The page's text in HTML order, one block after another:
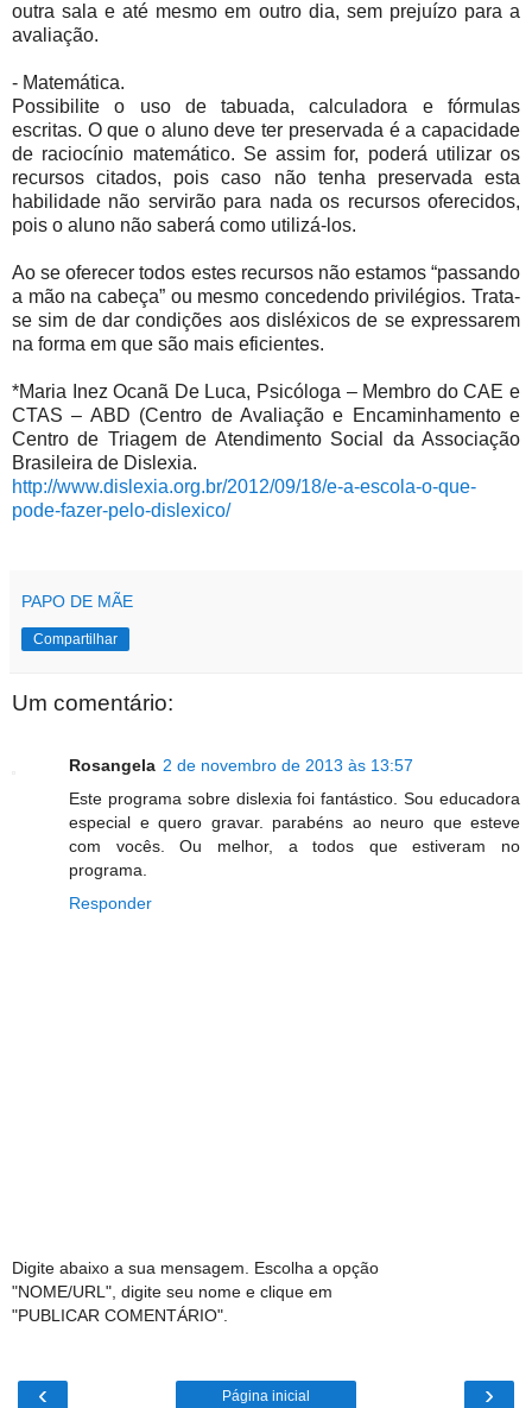
outra sala e até mesmo em outro dia, sem prejuízo para a
avaliação.
- Matemática.
Possibilite o uso de tabuada, calculadora e fórmulas
escritas. O que o aluno deve ter preservada é a capacidade
de raciocínio matemático. Se assim for, poderá utilizar os
recursos citados, pois caso não tenha preservada esta
habilidade não servirão para nada os recursos oferecidos,
pois o aluno não saberá como utilizá-los.
Ao se oferecer todos estes recursos não estamos “passando
a mão na cabeça” ou mesmo concedendo privilégios. Trata-
se sim de dar condições aos disléxicos de se expressarem
na forma em que são mais eficientes.
*Maria Inez Ocanã De Luca, Psicóloga – Membro do CAE e
CTAS – ABD (Centro de Avaliação e Encaminhamento e
Centro de Triagem de Atendimento Social da Associação
Brasileira de Dislexia.
http://www.dislexia.org.br/2012/09/18/e-a-escola-o-que-
pode-fazer-pelo-dislexico/
PAPO DE MÃE
Compartilhar
Um comentário:
Rosangela 2 de novembro de 2013 às 13:57
Este programa sobre dislexia foi fantástico. Sou educadora
especial e quero gravar. parabéns ao neuro que esteve
com vocês. Ou melhor, a todos que estiveram no
programa.
Responder
Digite abaixo a sua mensagem. Escolha a opção
"NOME/URL", digite seu nome e clique em
"PUBLICAR COMENTÁRIO".
‹ ›
Página inicial